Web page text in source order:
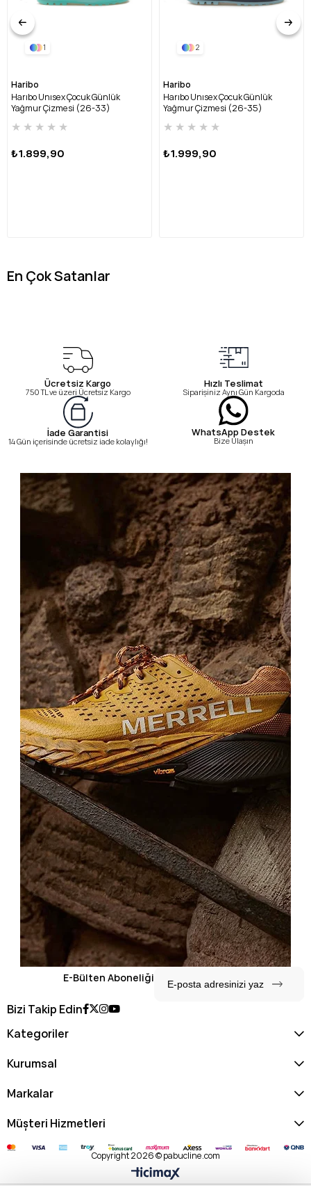
1
Haribo
Harıbo Unısex Çocuk Günlük
Yağmur Çizmesi (26-33)
★ ★ ★ ★ ★
₺1.899,90
2
Haribo
Harıbo Unısex Çocuk Günlük
Yağmur Çizmesi (26-35)
★ ★ ★ ★ ★
₺1.999,90
En Çok Satanlar
Ücretsiz Kargo
750 TL ve üzeri Ücretsiz Kargo
Hızlı Teslimat
Siparişiniz Aynı Gün Kargoda
İade Garantisi
14 Gün içerisinde ücretsiz iade kolaylığı!
WhatsApp Destek
Bize Ulaşın
E-Bülten Aboneliği
Bizi Takip Edin
Kategoriler
Kurumsal
Markalar
Müşteri Hizmetleri
Copyright 2026 © pabucline.com